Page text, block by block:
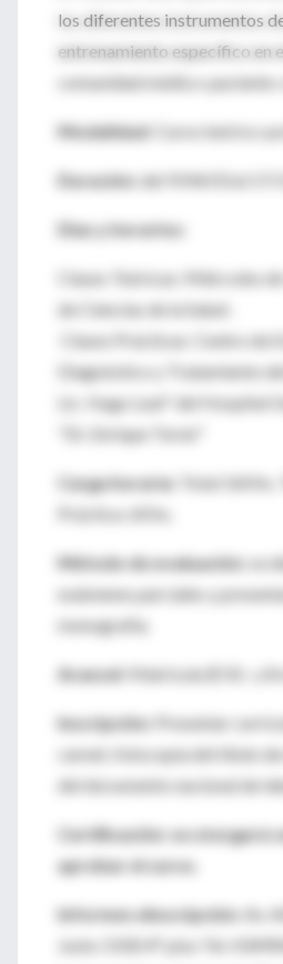
los diferentes instrumentos
entrenamiento específico en
comunidad médico-paciente-
Modalidad: Curso teórico-
Duración: del 9/04/03 al 17/
Días y horarios:
Clases Teóricas: Miércoles
de Ciencias de la Salud .
Clases Prácticas: Centro de
Diagnóstico y Tratamiento
Lic. Hugo Leal" del Hospital
"Dr. Enrique Tornú"
Carga horaria:
Total 160 hs.
Práctica: 60 hs.
Método de evaluación: se
exámenes parciales y
monografía.
Arancel: Matrícula $ 50.- y 8
Inscripción:
Presentar
carnet, fotocopia del título
del documento nacional de
Certificación: se otorgará
aprobar el curso.
Informes eInscripción: Av.
Justo 1500 4° piso Tel.